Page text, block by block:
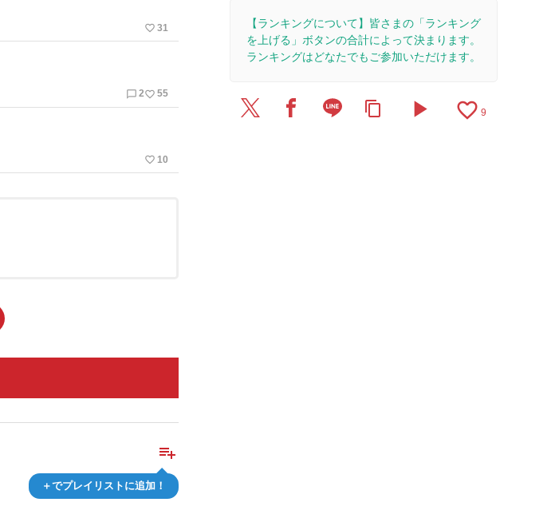
favorite_border 31
chat_bubble_outline 2favorite_border 55
favorite_border 10
playlist_add
＋でプレイリストに追加！
【ランキングについて】皆さまの「ランキング
を上げる」ボタンの合計によって決まります。
ランキングはどなたでもご参加いただけます。
content_copy play_arrow favorite_border 9